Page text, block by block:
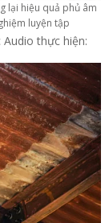
lại hiệu quả phủ âm
luyện tập
thực hiện: